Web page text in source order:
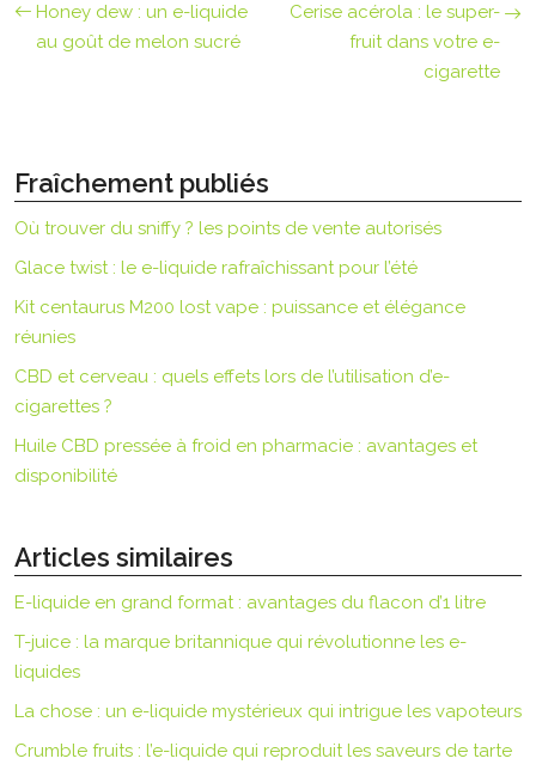
Honey dew : un e-liquide
au goût de melon sucré
Cerise acérola : le super-
fruit dans votre e-
cigarette
Fraîchement publiés
Où trouver du sniffy ? les points de vente autorisés
Glace twist : le e-liquide rafraîchissant pour l’été
Kit centaurus M200 lost vape : puissance et élégance
réunies
CBD et cerveau : quels effets lors de l’utilisation d’e-
cigarettes ?
Huile CBD pressée à froid en pharmacie : avantages et
disponibilité
Articles similaires
E-liquide en grand format : avantages du flacon d’1 litre
T-juice : la marque britannique qui révolutionne les e-
liquides
La chose : un e-liquide mystérieux qui intrigue les vapoteurs
Crumble fruits : l’e-liquide qui reproduit les saveurs de tarte